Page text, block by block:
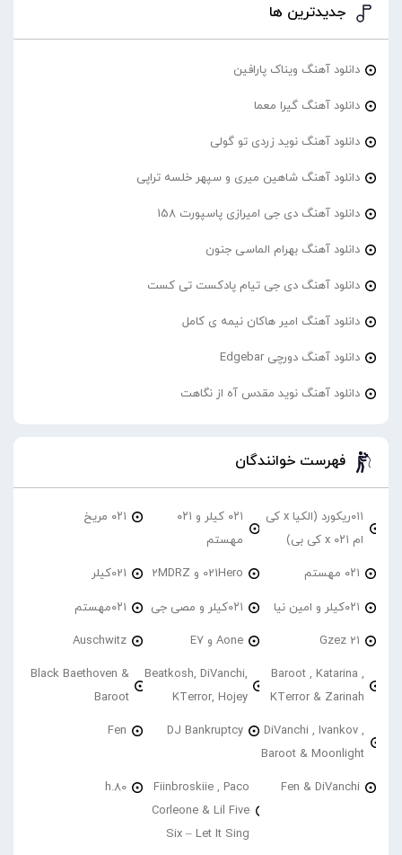
جدیدترین ها
دانلود آهنگ ویناک پارافین
دانلود آهنگ گیرا معما
دانلود آهنگ نوید زردی تو گولی
دانلود آهنگ شاهین میری و سپهر خلسه تراپی
دانلود آهنگ دی جی امیرازی پاسپورت 158
دانلود آهنگ بهرام الماسی جنون
دانلود آهنگ دی جی تیام پادکست تی کست
دانلود آهنگ امیر هاکان نیمه ی کامل
دانلود آهنگ دورچی Edgebar
دانلود آهنگ نوید مقدس آه از نگاهت
فهرست خوانندگان
۰۱۱ریکورد (الکیا x کی
ام ۰۲۱ x کی بی)
۰۲۱ کیلر و ۰۲۱
مهستم
۰۲۱ مریخ
۰۲۱ مهستم 021Hero و 2MDRZ 021کیلر
۰۲۱کیلر و امین نیا ۰۲۱کیلر و مصی جی ۰۲۱مهستم
21 Gzez Aone و E7 Auschwitz
Baroot , Katarina ,
KTerror & Zarinah
Beatkosh, DiVanchi,
KTerror, Hojey
Black Baethoven &
Baroot
DiVanchi , Ivankov ,
Baroot & Moonlight
DJ Bankruptcy
Fen
Fen & DiVanchi
Fiinbroskiie , Paco
Corleone & Lil Five
Six – Let It Sing
h.80